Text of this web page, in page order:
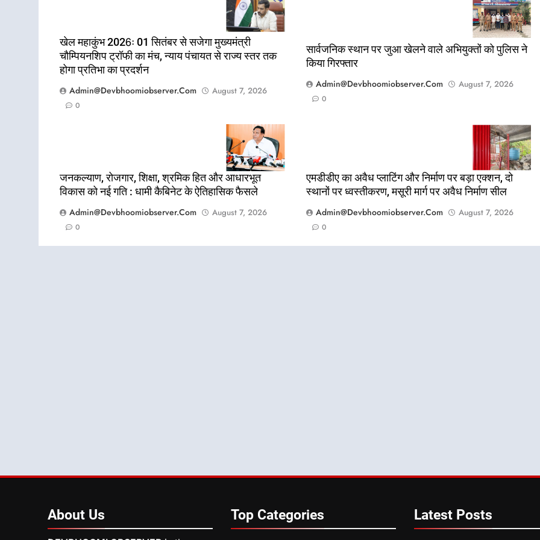
खेल महाकुंभ 2026ः 01 सितंबर से सजेगा मुख्यमंत्री
चौम्पियनशिप ट्रॉफी का मंच, न्याय पंचायत से राज्य स्तर तक
होगा प्रतिभा का प्रदर्शन
Admin@devbhoomiobserver.com
August 7, 2026
0
सार्वजनिक स्थान पर जुआ खेलने वाले अभियुक्तों को पुलिस ने
किया गिरफ्तार
Admin@devbhoomiobserver.com
August 7, 2026
0
जनकल्याण, रोजगार, शिक्षा, श्रमिक हित और आधारभूत
विकास को नई गति : धामी कैबिनेट के ऐतिहासिक फैसले
Admin@devbhoomiobserver.com
August 7, 2026
0
एमडीडीए का अवैध प्लाटिंग और निर्माण पर बड़ा एक्शन, दो
स्थानों पर ध्वस्तीकरण, मसूरी मार्ग पर अवैध निर्माण सील
Admin@devbhoomiobserver.com
August 7, 2026
0
About Us Top Categories Latest Posts